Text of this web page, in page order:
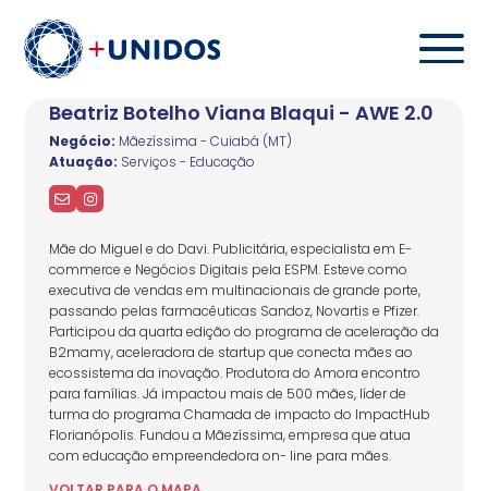
Beatriz Botelho Viana Blaqui - AWE 2.0
Negócio: Mãezíssima - Cuiabá (MT)
Atuação: Serviços - Educação
Mãe do Miguel e do Davi. Publicitária, especialista em E-
commerce e Negócios Digitais pela ESPM. Esteve como
executiva de vendas em multinacionais de grande porte,
passando pelas farmacêuticas Sandoz, Novartis e Pfizer.
Participou da quarta edição do programa de aceleração da
B2mamy, aceleradora de startup que conecta mães ao
ecossistema da inovação. Produtora do Amora encontro
para famílias. Já impactou mais de 500 mães, líder de
turma do programa Chamada de impacto do ImpactHub
Florianópolis. Fundou a Mãezíssima, empresa que atua
com educação empreendedora on- line para mães.